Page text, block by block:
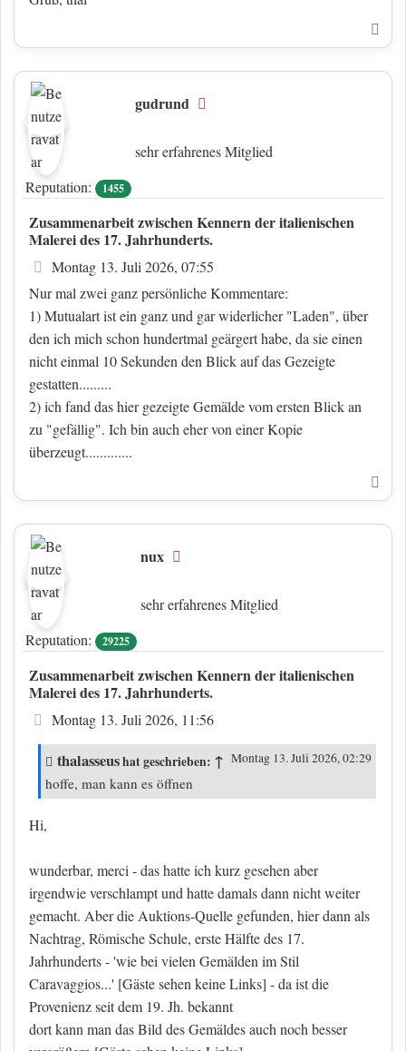
gudrund
sehr erfahrenes Mitglied
Reputation:
1455
Zusammenarbeit zwischen Kennern der italienischen
Malerei des 17. Jahrhunderts.
Beitrag
Montag 13. Juli 2026, 07:55
Nur mal zwei ganz persönliche Kommentare:
1) Mutualart ist ein ganz und gar widerlicher "Laden", über
den ich mich schon hundertmal geärgert habe, da sie einen
nicht einmal 10 Sekunden den Blick auf das Gezeigte
gestatten.........
2) ich fand das hier gezeigte Gemälde vom ersten Blick an
zu "gefällig". Ich bin auch eher von einer Kopie
überzeugt.............
nux
sehr erfahrenes Mitglied
Reputation:
29225
Zusammenarbeit zwischen Kennern der italienischen
Malerei des 17. Jahrhunderts.
Beitrag
Montag 13. Juli 2026, 11:56
thalasseushat geschrieben: ↑ Montag 13. Juli 2026, 02:29
hoffe, man kann es öffnen
Hi,
wunderbar, merci - das hatte ich kurz gesehen aber
irgendwie verschlampt und hatte damals dann nicht weiter
gemacht. Aber die Auktions-Quelle gefunden, hier dann als
Nachtrag, Römische Schule, erste Hälfte des 17.
Jahrhunderts - 'wie bei vielen Gemälden im Stil
Caravaggios...' [Gäste sehen keine Links] - da ist die
Provenienz seit dem 19. Jh. bekannt
dort kann man das Bild des Gemäldes auch noch besser